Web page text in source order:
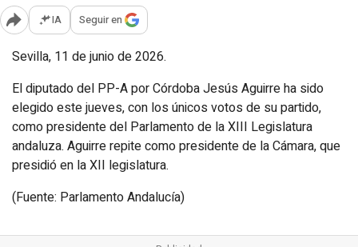
Abrir opciones para compartir
IA Seguir en
Sevilla, 11 de junio de 2026.
El diputado del PP-A por Córdoba Jesús Aguirre ha sido
elegido este jueves, con los únicos votos de su partido,
como presidente del Parlamento de la XIII Legislatura
andaluza. Aguirre repite como presidente de la Cámara, que
presidió en la XII legislatura.
(Fuente: Parlamento Andalucía)